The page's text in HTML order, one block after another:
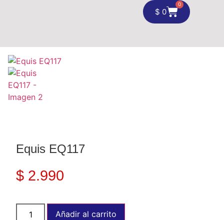
$ 0
0
Equis EQ117
$ 2.990
Añadir al carrito